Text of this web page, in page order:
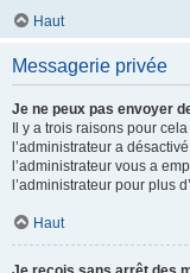
Haut
Messagerie privée
Je ne peux pas envoyer
Il y a trois raisons pour
l’administrateur a
l’administrateur vous a
l’administrateur pour plus
Haut